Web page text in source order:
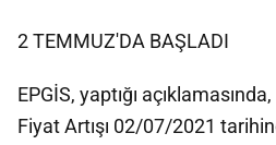
2 TEMMUZ'DA BAŞLADI
EPGİS, yaptığı
Fiyat Artışı 02/07/2021